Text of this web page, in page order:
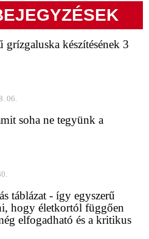
grízgaluska készítésének 3
06.
soha ne tegyünk a
táblázat - így egyszerű
hogy életkortól függően
elfogadható és a kritikus